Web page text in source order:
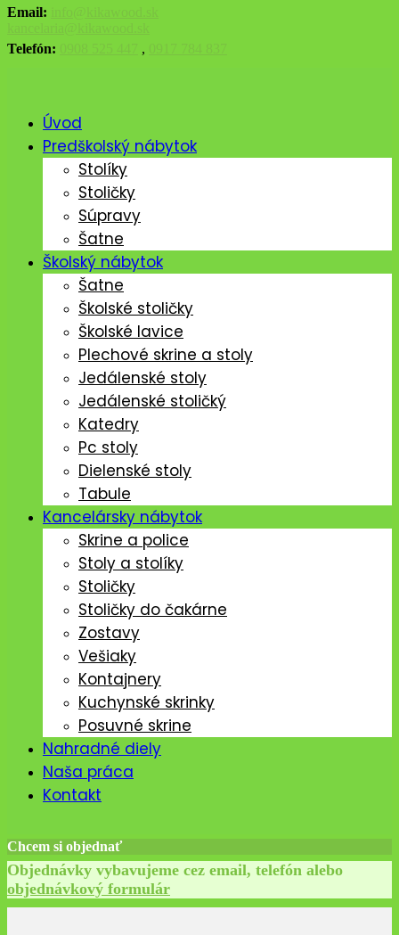
Email:
Telefón:
,
Úvod
Predškolský nábytok
Stolíky
Stoličky
Súpravy
Šatne
Školský nábytok
Šatne
Školské stoličky
Školské lavice
Plechové skrine a stoly
Jedálenské stoly
Jedálenské stoličký
Katedry
Pc stoly
Dielenské stoly
Tabule
Kancelársky nábytok
Skrine a police
Stoly a stolíky
Stoličky
Stoličky do čakárne
Zostavy
Vešiaky
Kontajnery
Kuchynské skrinky
Posuvné skrine
Nahradné diely
Naša práca
Kontakt
Chcem si objednať
Objednávky vybavujeme cez email, telefón alebo
objednávkový formulár